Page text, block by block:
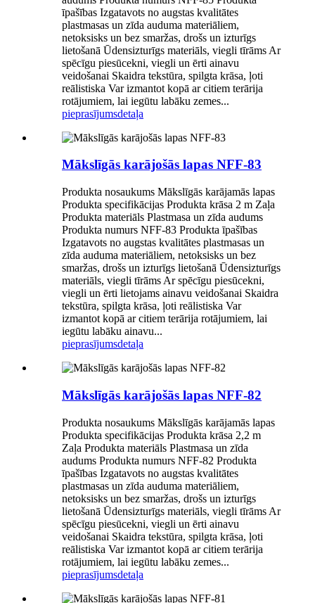
īpašības Izgatavots no augstas kvalitātes
plastmasas un zīda auduma materiāliem,
netoksisks un bez smaržas, drošs un izturīgs
lietošanā Ūdensizturīgs materiāls, viegli tīrāms Ar
spēcīgu piesūcekni, viegli un ērti ainavu
veidošanai Skaidra tekstūra, spilgta krāsa, ļoti
reālistiska Var izmantot kopā ar citiem terārija
rotājumiem, lai iegūtu labāku zemes...
pieprasījumsdetaļa
Mākslīgās karājošās lapas NFF-83
Produkta nosaukums Mākslīgās karājamās lapas
Produkta specifikācijas Produkta krāsa 2 m Zaļa
Produkta materiāls Plastmasa un zīda audums
Produkta numurs NFF-83 Produkta īpašības
Izgatavots no augstas kvalitātes plastmasas un
zīda auduma materiāliem, netoksisks un bez
smaržas, drošs un izturīgs lietošanā Ūdensizturīgs
materiāls, viegli tīrāms Ar spēcīgu piesūcekni,
viegli un ērti lietojams ainavu veidošanai Skaidra
tekstūra, spilgta krāsa, ļoti reālistiska Var
izmantot kopā ar citiem terārija rotājumiem, lai
iegūtu labāku ainavu...
pieprasījumsdetaļa
Mākslīgās karājošās lapas NFF-82
Produkta nosaukums Mākslīgās karājamās lapas
Produkta specifikācijas Produkta krāsa 2,2 m
Zaļa Produkta materiāls Plastmasa un zīda
audums Produkta numurs NFF-82 Produkta
īpašības Izgatavots no augstas kvalitātes
plastmasas un zīda auduma materiāliem,
netoksisks un bez smaržas, drošs un izturīgs
lietošanā Ūdensizturīgs materiāls, viegli tīrāms Ar
spēcīgu piesūcekni, viegli un ērti ainavu
veidošanai Skaidra tekstūra, spilgta krāsa, ļoti
reālistiska Var izmantot kopā ar citiem terārija
rotājumiem, lai iegūtu labāku zemes...
pieprasījumsdetaļa